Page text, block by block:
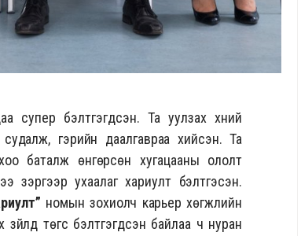
супер бэлтгэгдсэн. Та уулзах хүний
гэрийн даалгавраа хийсэн. Та
баталж өнгөрсөн хугацааны ололт
зэргээр ухаалаг хариулт бэлтгэсэн.
номын зохиолч карьер хөгжлийн
зүйлд төгс бэлтгэгдсэн байлаа ч нуран